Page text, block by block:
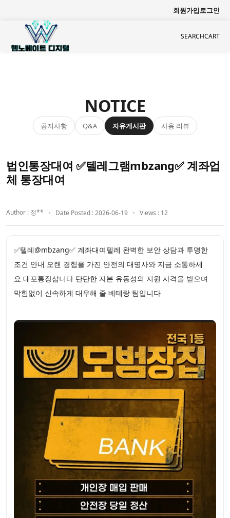
회원가입로그인
SEARCHCART
NOTICE
공지사항 Q&A 자유게시판 사용 리뷰
법인통장대여 ✅텔레그램mbzang✅ 계좌업
체 통장대여
Author : 정** Date Posted : 2026-06-19 Views : 12
✅텔레@mbzang✅ 계좌대여텔레 완벽한 보안 상담과 투명한
조건 안내 오랜 경험을 가진 안전의 대명사와 지금 소통하세
요 대포통장삽니다 탄탄한 자본 유동성의 지원 사격을 받으며
막힘없이 신속하게 대우해 줄 베테랑 팀입니다